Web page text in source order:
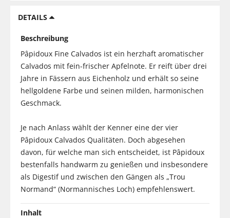
DETAILS
Beschreibung
Pâpidoux Fine Calvados ist ein herzhaft aromatischer
Calvados mit fein-frischer Apfelnote. Er reift über drei
Jahre in Fässern aus Eichenholz und erhält so seine
hellgoldene Farbe und seinen milden, harmonischen
Geschmack.
Je nach Anlass wählt der Kenner eine der vier
Pâpidoux Calvados Qualitäten. Doch abgesehen
davon, für welche man sich entscheidet, ist Pâpidoux
bestenfalls handwarm zu genießen und insbesondere
als Digestif und zwischen den Gängen als „Trou
Normand“ (Normannisches Loch) empfehlenswert.
Inhalt